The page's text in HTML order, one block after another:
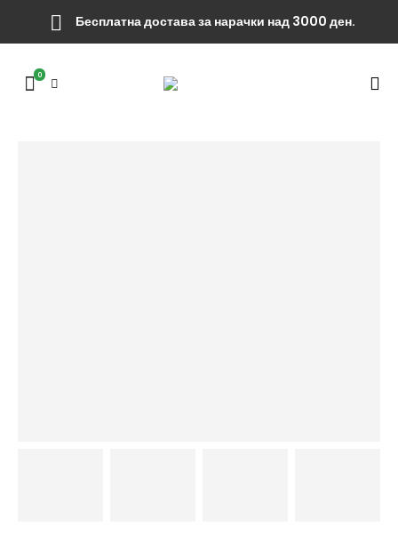
Бесплатна достава за нарачки над 3000 ден.
0